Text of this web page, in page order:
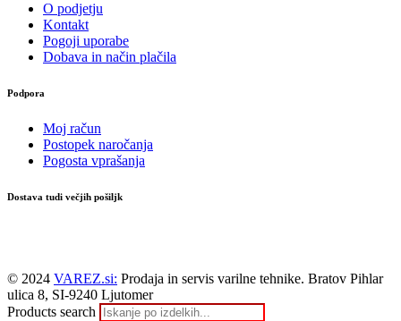
O podjetju
Kontakt
Pogoji uporabe
Dobava in način plačila
Podpora
Moj račun
Postopek naročanja
Pogosta vprašanja
Dostava tudi večjih pošiljk
© 2024 VAREZ.si: Prodaja in servis varilne tehnike. Bratov Pihlar
ulica 8, SI-9240 Ljutomer
Products search